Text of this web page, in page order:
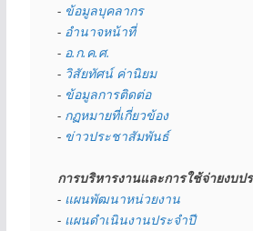
- ข้อมูลบุคลากร
- อำนาจหน้าที่
- อ.ก.ค.ศ.
- วิสัยทัศน์ ค่านิยม
- ข้อมูลการติดต่อ
- กฏหมายที่เกี่ยวข้อง
- ข่าวประชาสัมพันธ์
การบริหารงานและการใช้จ่ายงบป
- แผนพัฒนาหน่วยงาน
- แผนดำเนินงานประจำปี